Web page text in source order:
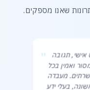
שאנו מספקים.
"
אישי, תגובה
ואמין בכל
מעבדה
בעלי ידע